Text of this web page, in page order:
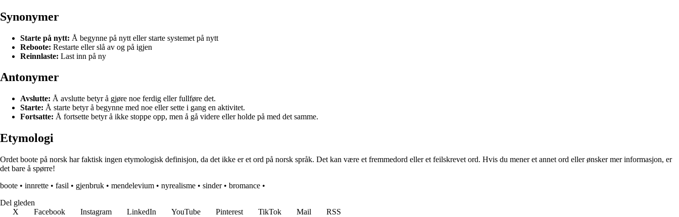
Synonymer
Starte på nytt: Å begynne på nytt eller starte systemet på nytt
Reboote: Restarte eller slå av og på igjen
Reinnlaste: Last inn på ny
Antonymer
Avslutte: Å avslutte betyr å gjøre noe ferdig eller fullføre det.
Starte: Å starte betyr å begynne med noe eller sette i gang en aktivitet.
Fortsatte: Å fortsette betyr å ikke stoppe opp, men å gå videre eller holde på med det samme.
Etymologi
Ordet boote på norsk har faktisk ingen etymologisk definisjon, da det ikke er et ord på norsk språk. Det kan være et fremmedord eller et feilskrevet ord. Hvis du mener et annet ord eller ønsker mer informasjon, er
det bare å spørre!
boote • innrette • fasil • gjenbruk • mendelevium • nyrealisme • sinder• bromance •
Del gleden
X
Facebook Instagram LinkedIn YouTube Pinterest TikTok Mail
RSS